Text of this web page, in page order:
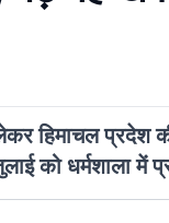
हिमाचल प्रदेश
को धर्मशाला में